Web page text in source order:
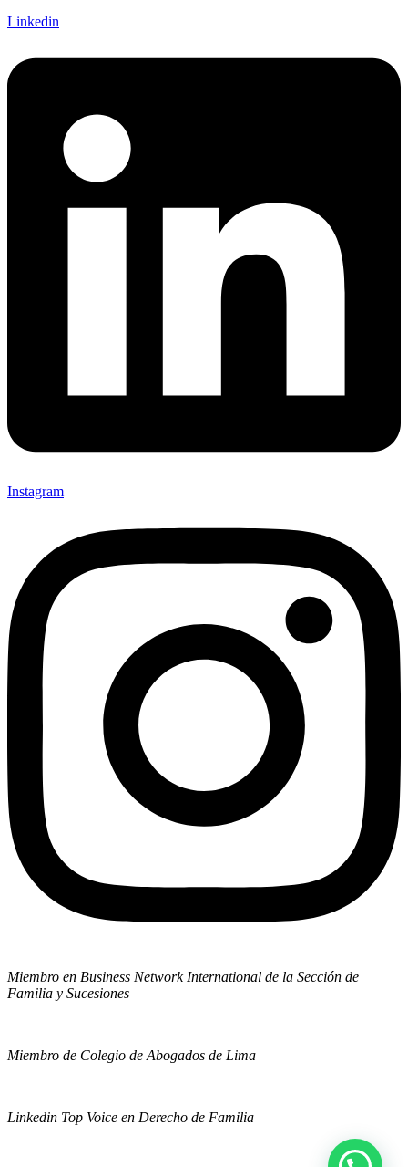
Linkedin
Instagram
Miembro en Business Network International de la Sección de
Familia y Sucesiones
Miembro de Colegio de Abogados de Lima
Linkedin Top Voice en Derecho de Familia